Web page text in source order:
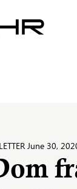
June 30,